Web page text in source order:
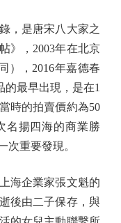
是唐宋八大家之
》，2003年在北京
），2016年嘉德春
的最早出現，是在1
時的拍賣價約為50
名揚四海的商業勝
次重要發現。
企業家張文魁的
後由二子保存，與